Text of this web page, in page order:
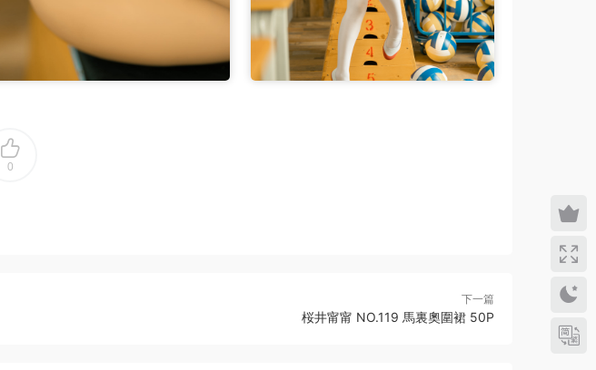
0
下一篇
桜井甯甯 NO.119 馬裏奧圍裙 50P